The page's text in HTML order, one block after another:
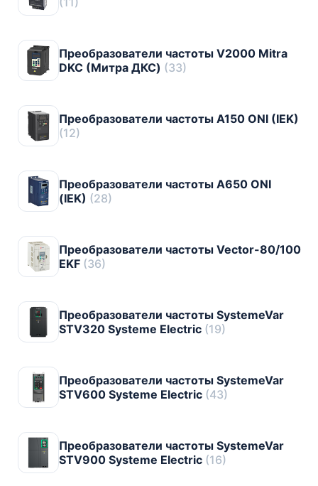
Преобразователи частоты V2000 Mitra
DKC (Митра ДКС) (33)
Преобразователи частоты А150 ONI (IEK)
(12)
Преобразователи частоты А650 ONI
(IEK) (28)
Преобразователи частоты Vector-80/100
EKF (36)
Преобразователи частоты SystemeVar
STV320 Systeme Electric (19)
Преобразователи частоты SystemeVar
STV600 Systeme Electric (43)
Преобразователи частоты SystemeVar
STV900 Systeme Electric (16)